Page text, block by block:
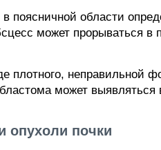
области
может прорываться
плотного, неправильной
может
опухоли почки